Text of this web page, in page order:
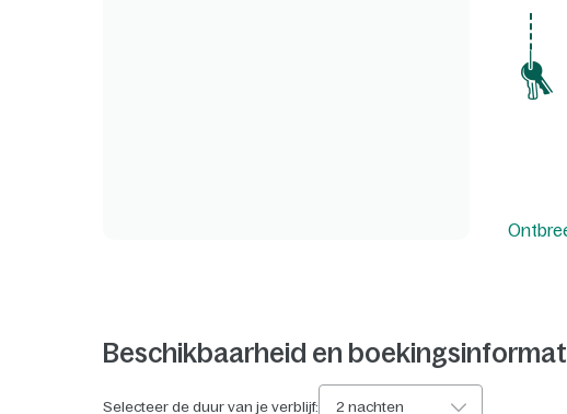
Beschikbaarheid en
Selecteer de duur van je verblijf: 2 nachten